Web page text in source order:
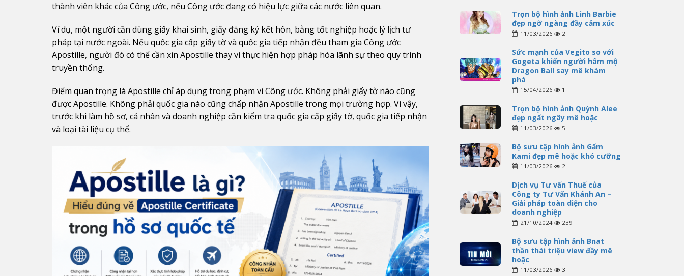
thành viên khác của Công ước, nếu Công ước đang có hiệu lực giữa các nước liên quan.
Ví dụ, một người cần dùng giấy khai sinh, giấy đăng ký kết hôn, bằng tốt nghiệp hoặc lý lịch tư
pháp tại nước ngoài. Nếu quốc gia cấp giấy tờ và quốc gia tiếp nhận đều tham gia Công ước
Apostille, người đó có thể cần xin Apostille thay vì thực hiện hợp pháp hóa lãnh sự theo quy trình
truyền thống.
Điểm quan trọng là Apostille chỉ áp dụng trong phạm vi Công ước. Không phải giấy tờ nào cũng
được Apostille. Không phải quốc gia nào cũng chấp nhận Apostille trong mọi trường hợp. Vì vậy,
trước khi làm hồ sơ, cá nhân và doanh nghiệp cần kiểm tra quốc gia cấp giấy tờ, quốc gia tiếp nhận
và loại tài liệu cụ thể.
Trọn bộ hình ảnh Linh Barbie
đẹp ngỡ ngàng đầy cảm xúc
11/03/2026 2
Sức mạnh của Vegito so với
Gogeta khiến người hâm mộ
Dragon Ball say mê khám
phá
15/04/2026 1
Trọn bộ hình ảnh Quỳnh Alee
đẹp ngất ngây mê hoặc
11/03/2026 5
Bộ sưu tập hình ảnh Gấm
Kami đẹp mê hoặc khó cưỡng
11/03/2026 2
Dịch vụ Tư vấn Thuế của
Công ty Tư Vấn Khánh An –
Giải pháp toàn diện cho
doanh nghiệp
21/10/2024 239
Bộ sưu tập hình ảnh Bnat
thần thái triệu view đầy mê
hoặc
11/03/2026 3